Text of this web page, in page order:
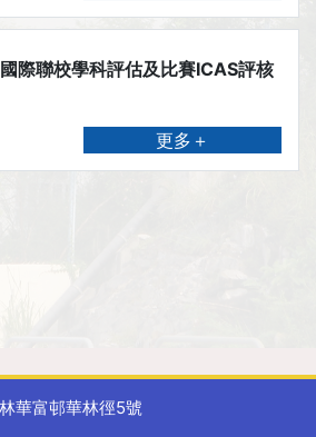
國際聯校學科評估及比賽ICAS評核
更多＋
華富邨華林徑5號